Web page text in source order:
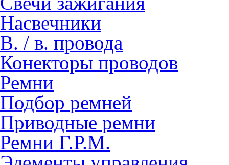
Насвечники
В. / в. провода
Конекторы проводов
Ремни
Подбор ремней
Приводные ремни
Ремни Г.Р.М.